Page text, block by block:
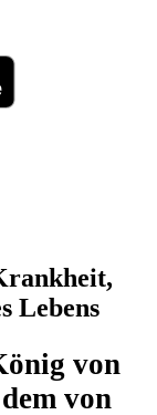
Lebens
von
von